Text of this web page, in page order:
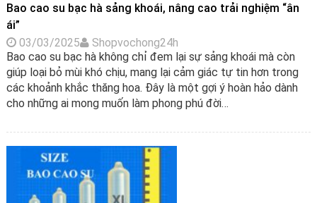
Bao cao su bạc hà sảng khoái, nâng cao trải nghiệm “ân
ái”
03/03/2025
Shopvochong24h
Bao cao su bạc hà không chỉ đem lại sự sảng khoái mà còn
giúp loại bỏ mùi khó chịu, mang lại cảm giác tự tin hơn trong
các khoảnh khắc thăng hoa. Đây là một gợi ý hoàn hảo dành
cho những ai mong muốn làm phong phú đời…